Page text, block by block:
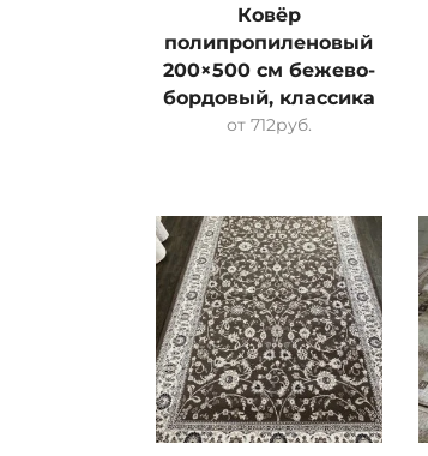
Ковёр
полипропиленовый
200×500 см бежево-
бордовый, классика
от 712руб.